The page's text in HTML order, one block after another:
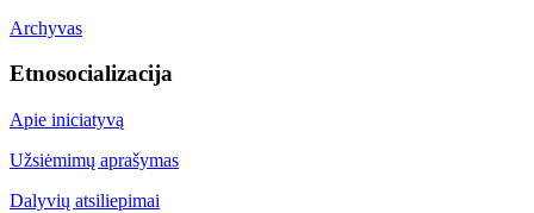
Archyvas
Etnosocializacija
Apie iniciatyvą
Užsiėmimų aprašymas
Dalyvių atsiliepimai